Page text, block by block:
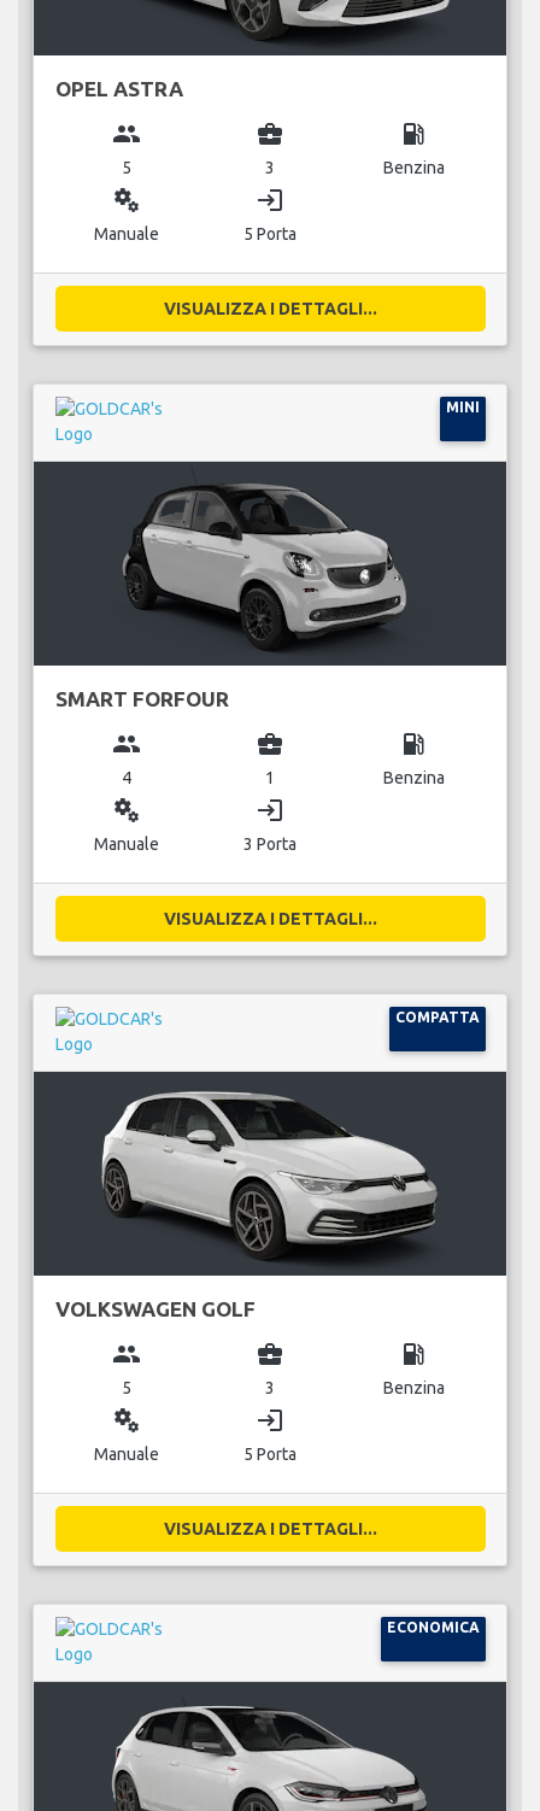
OPEL ASTRA
group
5
business_center
3
local_gas_station
Benzina
miscellaneous_services
Manuale
login
5 Porta
VISUALIZZA I DETTAGLI...
MINI
SMART FORFOUR
group
4
business_center
1
local_gas_station
Benzina
miscellaneous_services
Manuale
login
3 Porta
VISUALIZZA I DETTAGLI...
COMPATTA
VOLKSWAGEN GOLF
group
5
business_center
3
local_gas_station
Benzina
miscellaneous_services
Manuale
login
5 Porta
VISUALIZZA I DETTAGLI...
ECONOMICA